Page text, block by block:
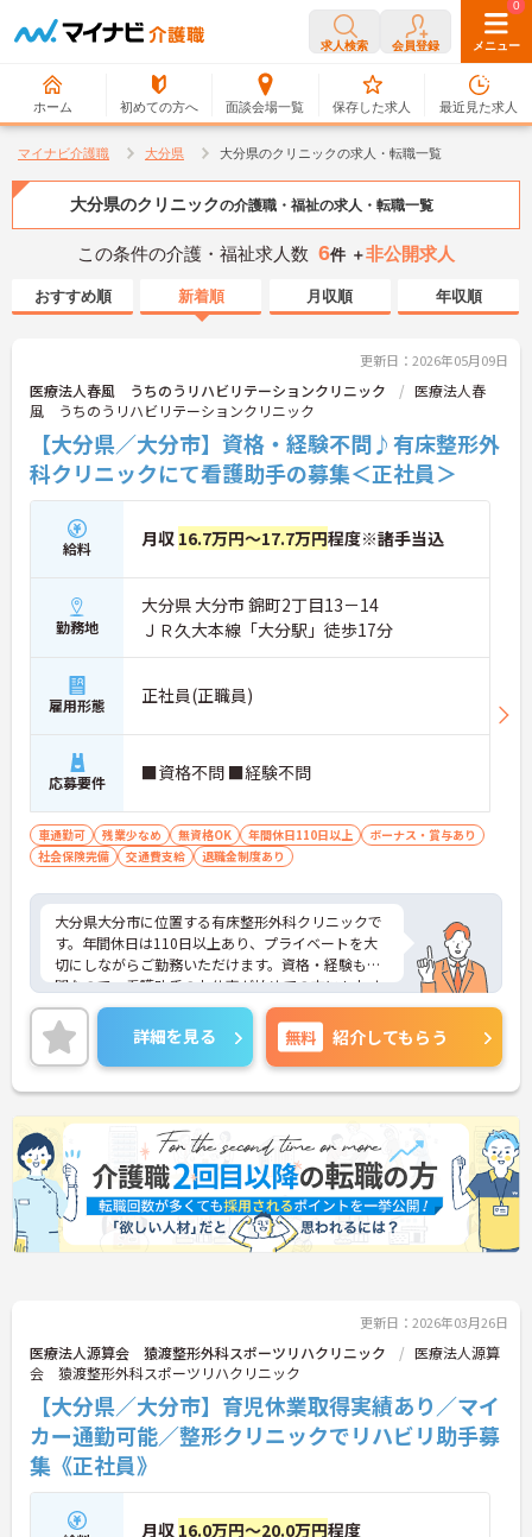
求人検索 会員登録 メニュー
ホーム 初めての方へ 面談会場一覧
0
保存した求人
0
最近見た求人
マイナビ介護職 大分県 大分県のクリニックの求人・転職一覧
大分県のクリニックの介護職・福祉の求人・転職一覧
この条件の介護・福祉求人数 6件 ＋非公開求人
おすすめ順 新着順 月収順 年収順
更新日：2026年05月09日
医療法人春風 うちのうリハビリテーションクリニック
医療法人春
風 うちのうリハビリテーションクリニック
【大分県／大分市】資格・経験不問♪有床整形外
科クリニックにて看護助手の募集＜正社員＞
給料 月収 16.7万円～17.7万円程度※諸手当込
勤務地
大分県 大分市 錦町2丁目13－14
ＪＲ久大本線「大分駅」徒歩17分
雇用形態 正社員(正職員)
応募要件 ■資格不問 ■経験不問
車通勤可 残業少なめ 無資格OK 年間休日110日以上
ボーナス・賞与あり
社会保険完備
交通費支給 退職金制度あり
大分県大分市に位置する有床整形外科クリニックで
す。年間休日は110日以上あり、プライベートを大
切にしながらご勤務いただけます。資格・経験も不
問なので、看護助手のお仕事が始めての方にもおす
すめです。ご興味をお持ちの方はお気軽にお問い合
わせください。詳細を見る 無料 紹介してもらう
更新日：2026年03月26日
医療法人源算会 猿渡整形外科スポーツリハクリニック
医療法人源算
会 猿渡整形外科スポーツリハクリニック
【大分県／大分市】育児休業取得実績あり／マイ
カー通勤可能／整形クリニックでリハビリ助手募
集《正社員》
月収 16.0万円～20.0万円程度